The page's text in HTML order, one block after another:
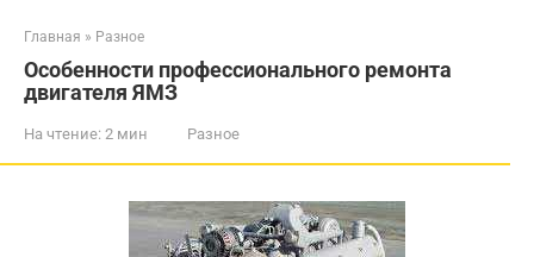
Главная » Разное
Особенности профессионального ремонта
двигателя ЯМЗ
На чтение: 2 мин Разное